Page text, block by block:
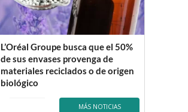
L’Oréal Groupe busca que el 50%
de sus envases provenga de
materiales reciclados o de origen
biológico
MÁS NOTICIAS